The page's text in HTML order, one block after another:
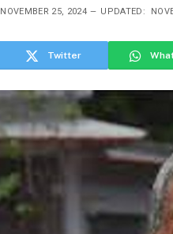
NOVEMBER 25, 2024 UPDATED:
Twitter